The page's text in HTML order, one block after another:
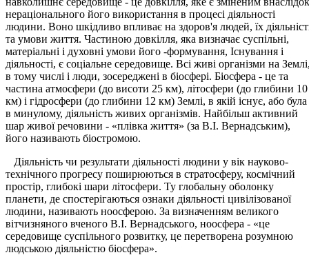
нераціонального його використання в процесі діяльності
людини. Воно шкідливо впливає на здоров'я людей, їх
та умови життя. Частиною довкілля, яка визначає суспільні,
матеріальні і духовні умови його -формування, Існування і
діяльності, є соціальне середовище. Всі живі організми на
в тому числі і люди, зосереджені в біосфері. Біосфера - це та
частина атмосфери (до висоти 25 км), літосфери (до глибини 10
км) і гідросфери (до глибини 12 км) Землі, в якій існує, або була
в минулому, діяльність живих організмів. Найбільш активний
шар живої речовини - «плівка життя» (за В.І. Вернадським),
його називають біостромою.
Діяльність чи результати діяльності людини у вік науково-
технічного прогресу поширюються в стратосферу, космічний
простір, глибокі шари літосфери. Ту глобальну оболонку
планети, де спостерігаються ознаки діяльності цивілізованої
людини, називають ноосферою. За визначенням великого
вітчизняного вченого В.І. Вернадського, ноосфера - «це
середовище суспільного розвитку, це перетворена розумною
людською діяльністю біосфера».